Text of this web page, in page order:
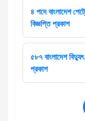
৪ পদে বাংলাদেশ
বিজ্ঞপ্তি প্রকাশ
৫৮৭ বাংলাদেশ
প্রকাশ